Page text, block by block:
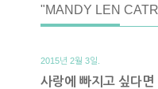
"MANDY LEN
2015년 2월 3일.
사랑에 빠지고 싶다면